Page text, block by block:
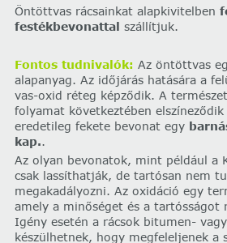
Öntöttvas rácsainkat alapkivitelben
festékbevonattal szállítjuk.
Fontos tudnivalók: Az öntöttvas
alapanyag. Az időjárás hatására a
vas-oxid réteg képződik. A
folyamat következtében
eredetileg fekete bevonat egy
kap..
Az olyan bevonatok, mint például a
csak lassíthatják, de tartósan nem
megakadályozni. Az oxidáció egy
amely a minőséget és a tartósságot
Igény esetén a rácsok bitumen-
készülhetnek, hogy megfeleljenek a